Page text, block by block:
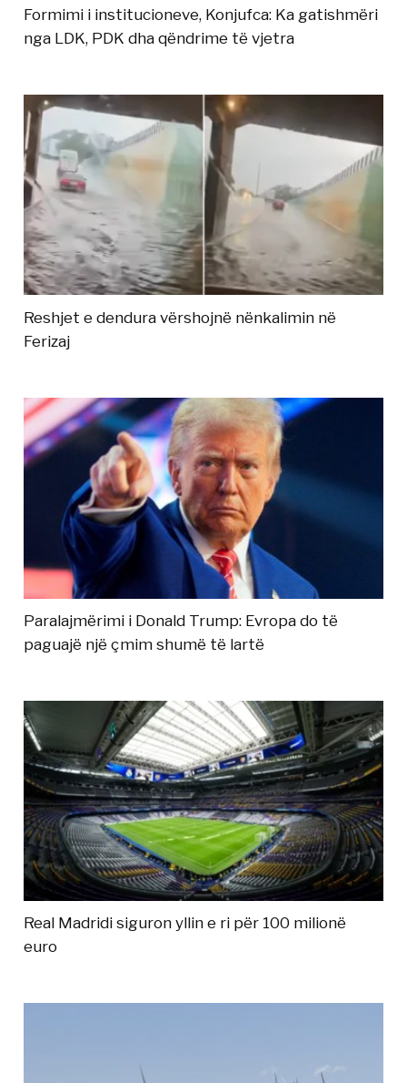
Formimi i institucioneve, Konjufca: Ka gatishmëri
nga LDK, PDK dha qëndrime të vjetra
Reshjet e dendura vërshojnë nënkalimin në
Ferizaj
Paralajmërimi i Donald Trump: Evropa do të
paguajë një çmim shumë të lartë
Real Madridi siguron yllin e ri për 100 milionë
euro